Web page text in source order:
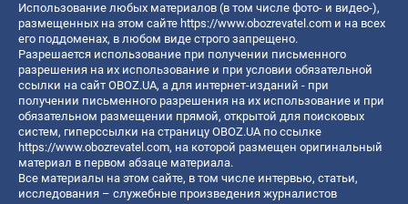
Использование любых материалов (в том числе фото- и видео-),
размещенных на этом сайте https://www.obozrevatel.com и на всех
его поддоменах, в любом виде строго запрещено.
Разрешается использование при получении письменного
разрешения на их использование и при условии обязательной
ссылки на сайт OBOZ.UA, а для интернет-изданий - при
получении письменного разрешения на их использование и при
обязательном размещении прямой, открытой для поисковых
систем, гиперссылки на страницу OBOZ.UA по ссылке
https://www.obozrevatel.com, на которой размещен оригинальный
материал в первом абзаце материала.
Все материалы на этом сайте, в том числе интервью, статьи,
исследования – служебные произведения журналистов